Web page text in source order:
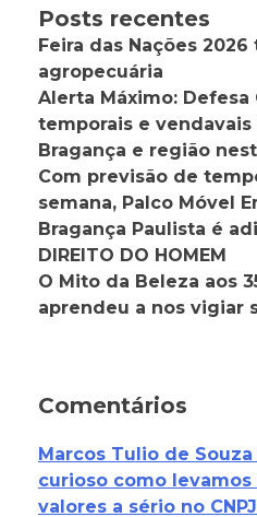
Posts recentes
Feira das Nações
agropecuária
Alerta Máximo: Defesa
temporais e
Bragança e região
Com previsão de
semana, Palco Móvel
Bragança Paulista é
DIREITO DO HOMEM
O Mito da Beleza aos
aprendeu a nos vigiar
Comentários
Marcos Tulio de
curioso como levamos
valores a sério no